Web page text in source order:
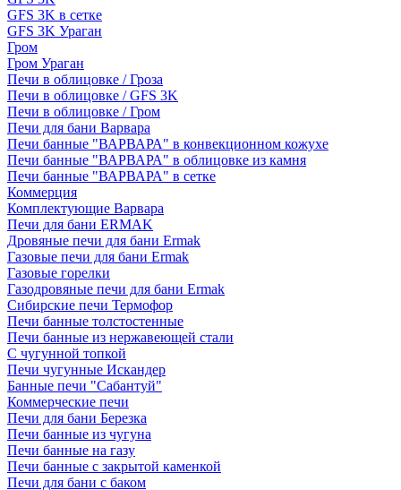
GFS 3K в сетке
GFS 3K Ураган
Гром
Гром Ураган
Печи в облицовке / Гроза
Печи в облицовке / GFS 3K
Печи в облицовке / Гром
Печи для бани Варвара
Печи банные "ВАРВАРА" в конвекционном кожухе
Печи банные "ВАРВАРА" в облицовке из камня
Печи банные "ВАРВАРА" в сетке
Коммерция
Комплектующие Варвара
Печи для бани ERMAK
Дровяные печи для бани Ermak
Газовые печи для бани Ermak
Газовые горелки
Газодровяные печи для бани Ermak
Сибирские печи Термофор
Печи банные толстостенные
Печи банные из нержавеющей стали
С чугунной топкой
Печи чугунные Искандер
Банные печи "Сабантуй"
Коммерческие печи
Печи для бани Березка
Печи банные из чугуна
Печи банные на газу
Печи банные с закрытой каменкой
Печи для бани с баком